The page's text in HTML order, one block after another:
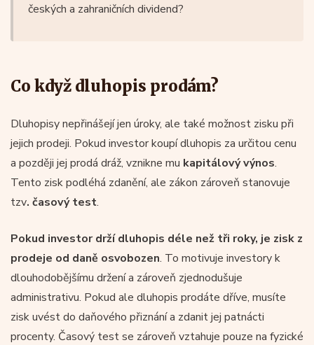
českých a zahraničních dividend?
Co když dluhopis prodám?
Dluhopisy nepřinášejí jen úroky, ale také možnost zisku při
jejich prodeji. Pokud investor koupí dluhopis za určitou cenu
a později jej prodá dráž, vznikne mu kapitálový výnos.
Tento zisk podléhá zdanění, ale zákon zároveň stanovuje
tzv. časový test.
Pokud investor drží dluhopis déle než tři roky, je zisk z
prodeje od daně osvobozen. To motivuje investory k
dlouhodobějšímu držení a zároveň zjednodušuje
administrativu. Pokud ale dluhopis prodáte dříve, musíte
zisk uvést do daňového přiznání a zdanit jej patnácti
procenty. Časový test se zároveň vztahuje pouze na fyzické